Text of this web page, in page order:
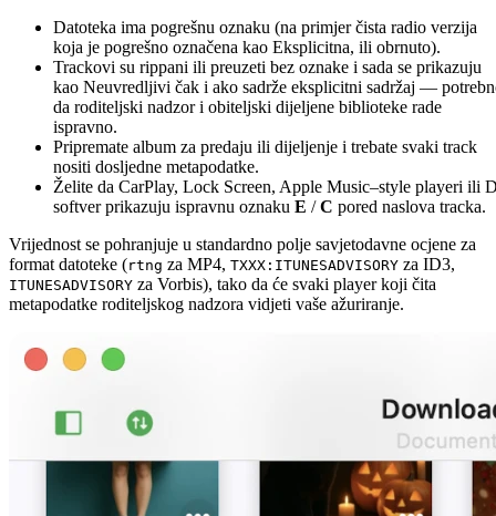
Datoteka ima pogrešnu oznaku (na primjer čista radio verzija
koja je pogrešno označena kao Eksplicitna, ili obrnuto).
Trackovi su rippani ili preuzeti bez oznake i sada se prikazuju
kao Neuvredljivi čak i ako sadrže eksplicitni sadržaj —
da roditeljski nadzor i obiteljski dijeljene biblioteke rade
ispravno.
Pripremate album za predaju ili dijeljenje i trebate svaki track
nositi dosljedne metapodatke.
Želite da CarPlay, Lock Screen, Apple Music–style playeri ili
softver prikazuju ispravnu oznaku E /C pored naslova tracka.
Vrijednost se pohranjuje u standardno polje savjetodavne ocjene za
format datoteke (rtng za MP4, TXXX:ITUNESADVISORY za ID3,
ITUNESADVISORY za Vorbis), tako da će svaki player koji čita
metapodatke roditeljskog nadzora vidjeti vaše ažuriranje.